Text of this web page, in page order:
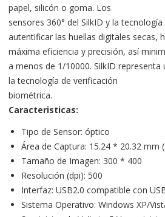
papel, silicón o goma. Los
sensores 360° del SilkID y la
autentificar las huellas digitales secas,
máxima eficiencia y precisión, así
a menos de 1/10000. SilkID
la tecnología de verificación
biométrica.
Caracteristicas:
Tipo de Sensor: óptico
Área de Captura: 15.24 * 20.32 mm
Tamaño de Imagen: 300 * 400
Resolución (dpi): 500
Interfaz: USB2.0 compatible con
Sistema Operativo: Windows XP/